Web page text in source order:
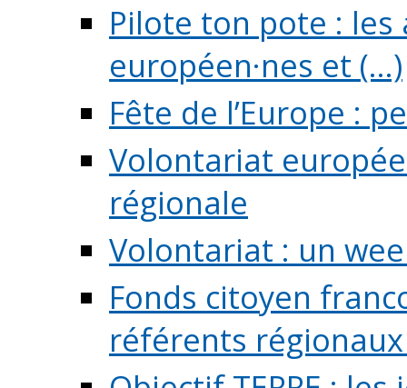
Pilote ton pote :
européen·nes et (...)
Fête de l’Europe :
Volontariat
régionale
Volontariat : un
Fonds citoyen
référents régionaux